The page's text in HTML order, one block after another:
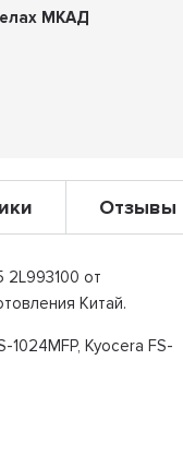
МКАД
Отзывы
2L993100 от
Китай.
Kyocera FS-